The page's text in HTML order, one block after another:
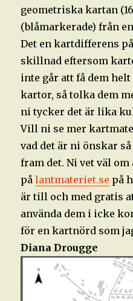
geometriska kartan
(blåmarkerade) från
Det en kartdifferens
skillnad eftersom
inte går att få dem
kartor, så tolka dem
ni tycker det är lika
Vill ni se mer
vad det är ni önskar
fram det. Ni vet väl
pålantmateriet.se på
är till och med gratis
använda dem i icke
för en kartnörd som
Diana Drougge